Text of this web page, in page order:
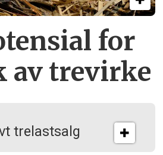
for
av tre­virke
trelastsalg